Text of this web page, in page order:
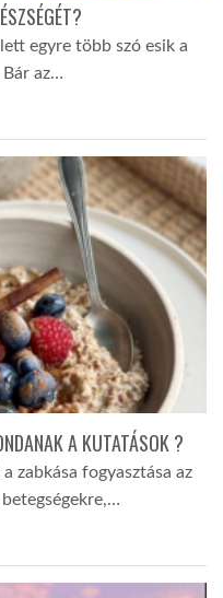
egyre több szó esik a
Bár az…
A KUTATÁSOK ?
zabkása fogyasztása az